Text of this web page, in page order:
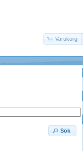
Varukorg
Sök